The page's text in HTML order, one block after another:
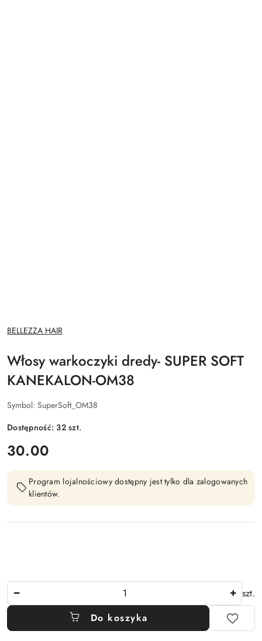
NAZWA
PRODUCENTA:
BELLEZZA HAIR
Włosy warkoczyki dredy- SUPER SOFT
KANEKALON-OM38
Symbol: SuperSoft_OM38
Dostępność:32szt.
cena:
30.00
Program lojalnościowy dostępny jest tylko dla zalogowanych
klientów.
szt.
Do koszyka